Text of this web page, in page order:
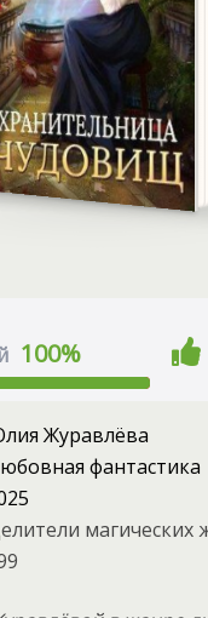
100%
Журавлёва
фантастика
магических